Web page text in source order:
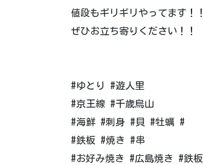
値段もギリギリやってます！！
ぜひお立ち寄りください！！
#ゆとり #遊人里
#京王線 #千歳烏山
#海鮮 #刺身 #貝 #牡蠣 #
#鉄板 #焼き #串
#お好み焼き #広島焼き #鉄